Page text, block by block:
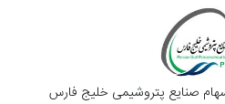
صنایع پتروشیمی خلیج فارس